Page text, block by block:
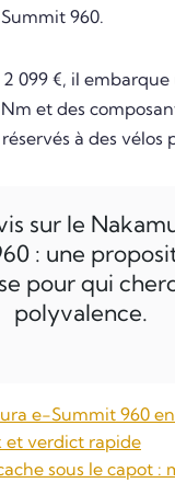
960.
099 €, il
et des
à des vélos
sur le
: une
pour qui
polyvalence.
e-Summit 960
et verdict rapide
sous le capot :